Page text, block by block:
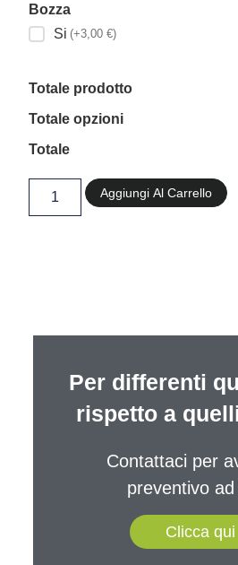
Bozza
Si (+3,00 €)
Totale prodotto
Totale opzioni
Totale
Aggiungi Al Carrello
Per differenti
rispetto a
Contattaci per
preventivo ad
Clicca qui